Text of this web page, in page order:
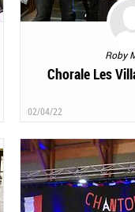
Roby
Chorale Les
02/04/22